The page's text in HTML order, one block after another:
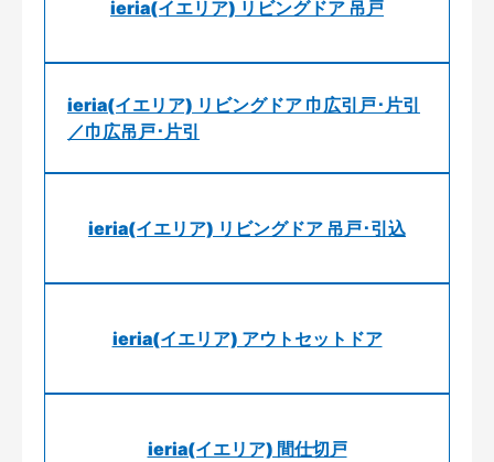
ieria(イエリア) リビングドア 吊戸
ieria(イエリア) リビングドア 巾広引戸･片引
／巾広吊戸･片引
ieria(イエリア) リビングドア 吊戸･引込
ieria(イエリア) アウトセットドア
ieria(イエリア) 間仕切戸